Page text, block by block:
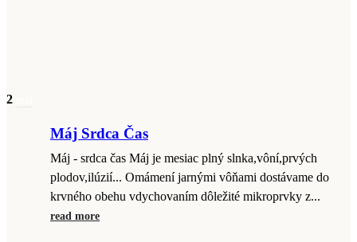
2
Máj Srdca Čas
Máj - srdca čas Máj je mesiac plný slnka,vôní,prvých
plodov,ilúzií... Omámení jarnými vôňami dostávame do
krvného obehu vdychovaním dôležité mikroprvky z...
read more